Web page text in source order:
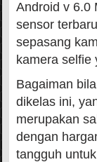
Android v 6.0
sensor
sepasang
kamera selfie
Bagaiman
dikelas ini,
merupakan
dengan
tangguh